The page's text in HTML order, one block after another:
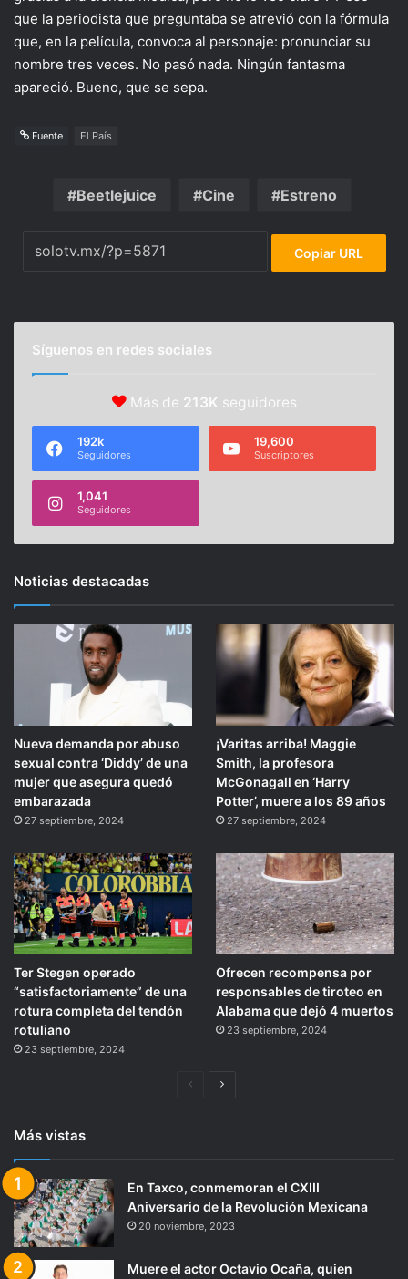
que la periodista que preguntaba se atrevió con la fórmula
que, en la película, convoca al personaje: pronunciar su
nombre tres veces. No pasó nada. Ningún fantasma
apareció. Bueno, que se sepa.
Fuente El País
Beetlejuice Cine Estreno
Copiar URL
Síguenos en redes sociales
Más de 213K seguidores
192k
Seguidores
19,600
Suscriptores
1,041
Seguidores
Noticias destacadas
Nueva demanda por abuso
sexual contra ‘Diddy’ de una
mujer que asegura quedó
embarazada
27 septiembre, 2024
¡Varitas arriba! Maggie
Smith, la profesora
McGonagall en ‘Harry
Potter’, muere a los 89 años
27 septiembre, 2024
Ter Stegen operado
“satisfactoriamente” de una
rotura completa del tendón
rotuliano
23 septiembre, 2024
Ofrecen recompensa por
responsables de tiroteo en
Alabama que dejó 4 muertos
23 septiembre, 2024
PáginaSiguiente
Más vistas
En Taxco, conmemoran el CXIII
Aniversario de la Revolución Mexicana
20 noviembre, 2023
Muere el actor Octavio Ocaña, quien